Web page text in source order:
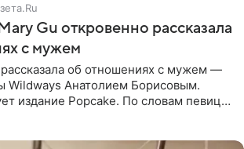
Gu откровенно рассказала
с мужем
об отношениях с мужем —
Wildways Анатолием Борисовым.
издание Popcake. По словам певицы,